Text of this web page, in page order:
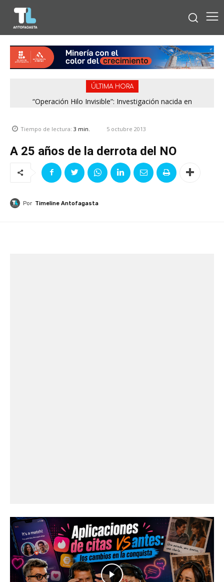
ÚLTIMA HORA
“Operación Hilo Invisible”: Investigación nacida en
Tiempo de lectura: 3 min. 5 octubre 2013
A 25 años de la derrota del NO
Por Timeline Antofagasta